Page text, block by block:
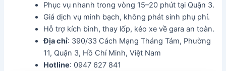
Phục vụ nhanh trong vòng 15–20 phút tại Quận 3.
Giá dịch vụ minh bạch, không phát sinh phụ phí.
Hỗ trợ kích bình, thay lốp, kéo xe về gara an toàn.
Địa chỉ: 390/33 Cách Mạng Tháng Tám, Phường
11, Quận 3, Hồ Chí Minh, Việt Nam
Hotline: 0947 627 841